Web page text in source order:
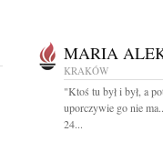
MARIA
KRAKÓW
"Ktoś tu był i był, a
uporczywie go nie
24...